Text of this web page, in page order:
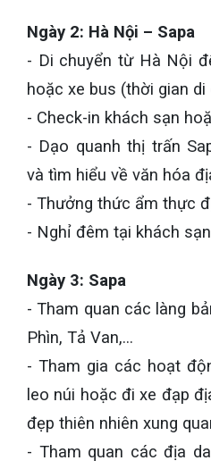
Ngày 2: Hà Nội – Sapa
- Di chuyển từ Hà Nội
hoặc xe bus (thời gian
- Check-in khách sạn
- Dạo quanh thị trấn
và tìm hiểu về văn hóa
- Thưởng thức ẩm thực
- Nghỉ đêm tại khách
Ngày 3: Sapa
- Tham quan các làng
Phìn, Tả Van,…
- Tham gia các hoạt
leo núi hoặc đi xe đạp
đẹp thiên nhiên xung
- Tham quan các địa